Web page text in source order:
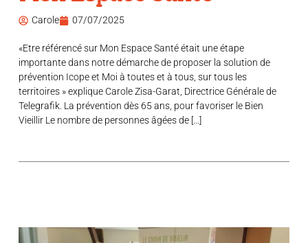
Carole 07/07/2025
«Etre référencé sur Mon Espace Santé était une étape
importante dans notre démarche de proposer la solution de
prévention Icope et Moi à toutes et à tous, sur tous les
territoires » explique Carole Zisa-Garat, Directrice Générale de
Telegrafik. La prévention dès 65 ans, pour favoriser le Bien
Vieillir Le nombre de personnes âgées de […]